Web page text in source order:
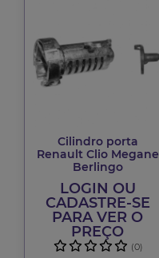
Cilindro porta
Renault Clio Megane
Berlingo
LOGIN OU
CADASTRE-SE
PARA VER O
PREÇO
(0)